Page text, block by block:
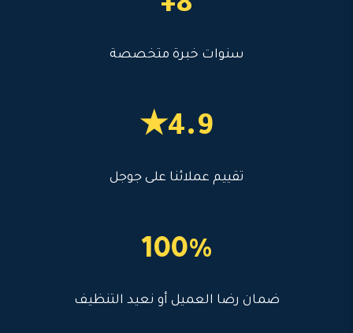
8+
سنوات خبرة متخصصة
4.9★
تقييم عملائنا على جوجل
100%
ضمان رضا العميل أو نعيد التنظيف